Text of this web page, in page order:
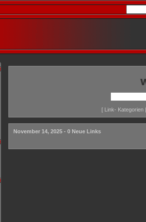
[ Link- Kategorien
November 14, 2025 - 0 Neue Links